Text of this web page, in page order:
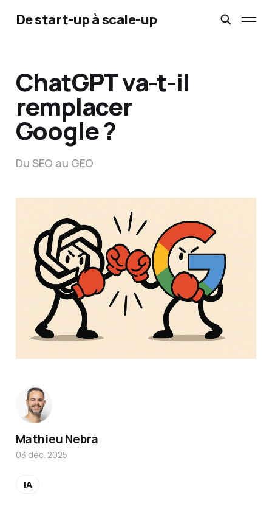
De start-up à scale-up
ChatGPT va-t-il
remplacer
Google ?
Du SEO au GEO
Mathieu Nebra
03 déc. 2025
IA